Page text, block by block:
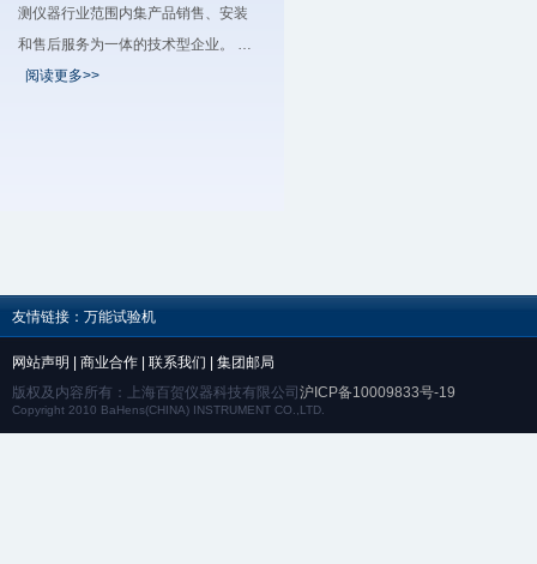
测仪器行业范围内集产品销售、安装
和售后服务为一体的技术型企业。 …
阅读更多>>
友情链接： 万能试验机
网站声明 商业合作 联系我们
集团邮局
版权及内容所有：上海百贺仪器科技有限公司 沪ICP备10009833号-19
Copyright 2010 BaHens(CHINA) INSTRUMENT CO.,LTD.